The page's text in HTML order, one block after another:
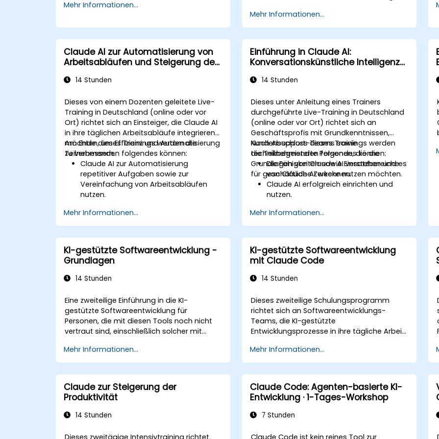
zusammenzufassen.
sowohl aus strukturierten als auch
unstrukturierten Daten zu extrahieren.
Claude AI in bestehende Forschungs-
und Wissensverwaltungsprozesse zu
Mehr Informationen...
Korrekturen und Lektorate.
Aus langen Texten und ausführlichen
Berichten übersichtliche
Zusammenfassungen erstellen.
Marketingtexte für unterschiedliche
Kanäle automatisiert verfassen.
Mehr Informationen...
Claude AI zur Automatisierung von
Arbeitsabläufen und Steigerung der
14 Stunden
Dieses von einem Dozenten geleitete Live-
Training in Deutschland (online oder vor
Ort) richtet sich an Einsteiger, die Claude AI
in ihre täglichen Arbeitsabläufe integrieren
möchten, um Effizienz und Automatisierung
zu verbessern.
Am Ende dieses Trainings werden die
Teilnehmenden folgendes können:
Claude AI zur Automatisierung
repetitiver Aufgaben sowie zur
Vereinfachung von Arbeitsabläufen
nutzen.
die eigene Produktivität sowie die des
Teams erhöhen.
Claude AI mit bestehenden
Geschäftswerkzeugen und Plattformen
integrieren.
Entscheidungsfindung sowie
Aufgabenverwaltung mithilfe der KI
Mehr Informationen...
Einführung in Claude AI:
Konversationskünstliche Intelligenz
14 Stunden
Dieses unter Anleitung eines Trainers
durchgeführte Live-Training in Deutschland
(online oder vor Ort) richtet sich an
Geschäftsprofis mit Grundkenntnissen,
Kundensupport-Teams sowie
technikbegeisterte Personen, die die
Grundlagen von Claude AI verstehen und es
für geschäftliche Zwecke nutzen möchten.
Nach Abschluss dieses Trainings werden
die Teilnehmenden folgendes können:
Die Fähigkeiten sowie Einsatzbereiche
von Claude AI erkennen.
Claude AI erfolgreich einrichten und
nutzen.
konversationsbasierter KI
automatisieren.
Kundenbindung sowie Support durch
KI-gestützte Lösungen verbessern.
Mehr Informationen...
KI-gestützte Softwareentwicklung -
Grundlagen
14 Stunden
Eine zweiteilige Einführung in die KI-
gestützte Softwareentwicklung für
Personen, die mit diesen Tools noch nicht
vertraut sind, einschließlich solcher mit
Programmierkenntnissen. Das
Schulungsmaterial behandelt die
Funktionsweise der Tools, die Steuerung
durch Prompts sowie deren Anwendung bei
gängigen Aufgaben: Erstellung eines kleinen
Projekts von Grund auf, Arbeit an einer
bestehenden Codebasis und Bewertung
agnostisch und gelten für Cursor, Claude
Mehr Informationen...
KI-gestützte Softwareentwicklung
mit Claude Code
14 Stunden
Dieses zweiteilige Schulungsprogramm
richtet sich an Softwareentwicklungs-
Teams, die KI-gestützte
Entwicklungsprozesse in ihre tägliche Arbeit
möchten.
Mehr Informationen...
Claude zur Steigerung der
Produktivität
14 Stunden
Dieses zweitägige Intensivtraining richtet
Claude Code: Agenten-basierte KI-
Entwicklung · 1-Tages-Workshop
7 Stunden
Claude Code ist kein reines Tool zur